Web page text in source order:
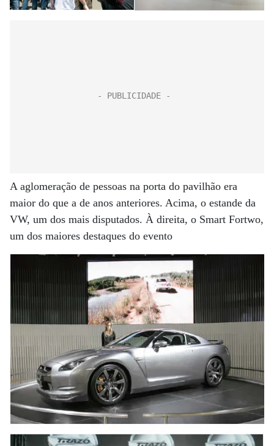
A aglomeração de pessoas na porta do pavilhão era
maior do que a de anos anteriores. Acima, o estande da
VW, um dos mais disputados. À direita, o Smart Fortwo,
um dos maiores destaques do evento